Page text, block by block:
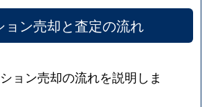
ョン売却と査定の流れ
ョン売却の流れを説明しま